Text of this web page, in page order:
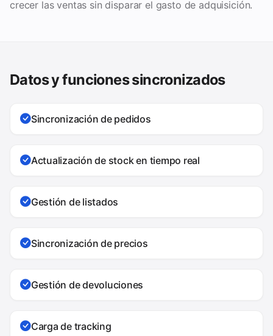
crecer las ventas sin disparar el gasto de adquisición.
Datos y funciones sincronizados
Sincronización de pedidos
Actualización de stock en tiempo real
Gestión de listados
Sincronización de precios
Gestión de devoluciones
Carga de tracking